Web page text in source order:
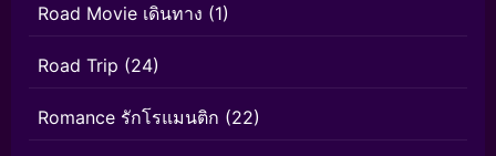
Road Movie เดินทาง (1)
Road Trip (24)
Romance รักโรแมนติก (22)